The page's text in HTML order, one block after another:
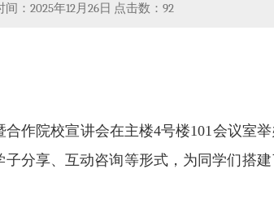
间：2025年12月26日 点击数：92
作院校宣讲会在主楼4号楼101会议室
分享、互动咨询等形式，为同学们搭